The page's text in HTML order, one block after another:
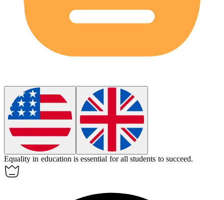
Equality in education is essential for all students to succeed.